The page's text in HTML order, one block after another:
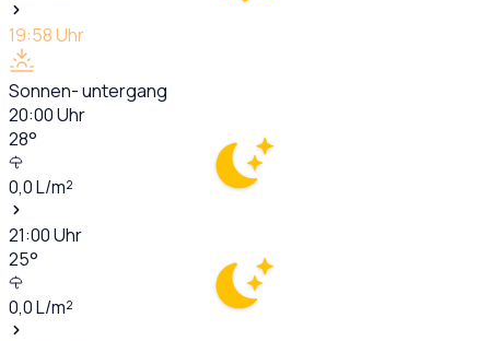
19:58Uhr
Sonnen- untergang
20:00Uhr
28°
0,0L/m²
21:00Uhr
25°
0,0L/m²